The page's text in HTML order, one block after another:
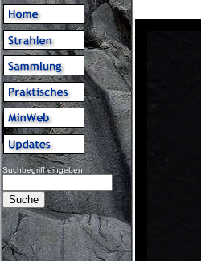
Suchbegriff eingeben: